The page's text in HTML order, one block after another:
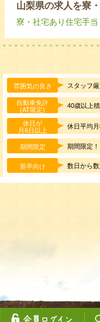
山梨県の求人を寮
寮・社宅あり住宅手当
雰囲気の良さ スタッフ
自動車免許
(AT限定)
40歳以上
休日が
月6日以上
休日平均
期間限定 期間限定
新卒向け 数日から